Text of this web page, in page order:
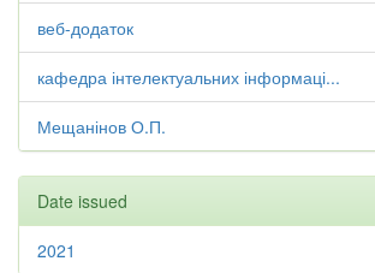
веб-додаток
кафедра інтелектуальних інформаці...
Мещанінов О.П.
Date issued
2021